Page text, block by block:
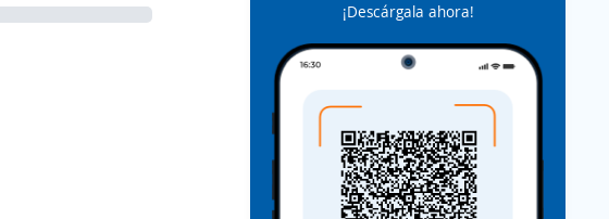
¡Descárgala ahora!